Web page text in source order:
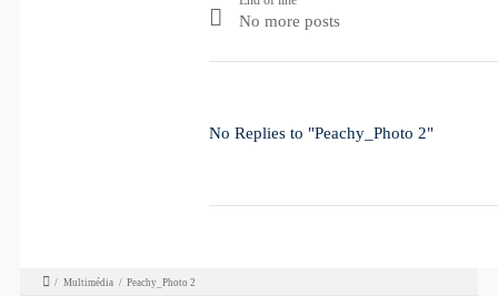
No more posts
No Replies to "Peachy_Photo 2"
/ Multimédia / Peachy_Photo 2